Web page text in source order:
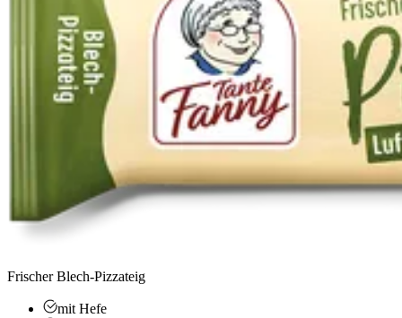
Frischer Blech-Pizzateig
mit Hefe